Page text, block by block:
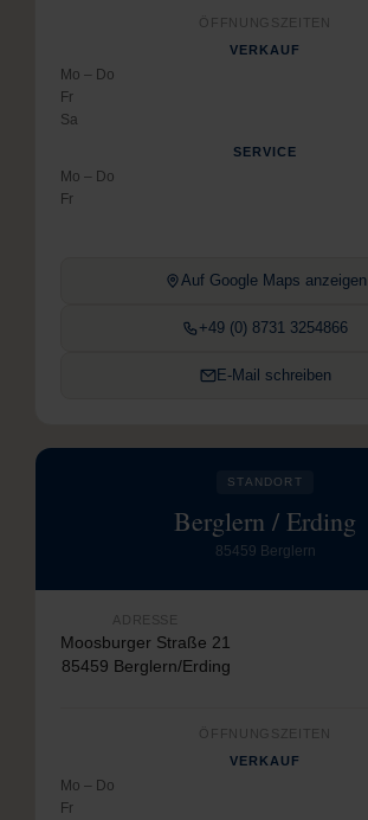
ÖFFNUNGSZEITEN
VERKAUF
Mo – Do
Fr
Sa
SERVICE
Mo – Do
Fr
Auf Google Maps anzeigen
+49 (0) 8731 3254866
E-Mail schreiben
STANDORT
Berglern / Erding
85459 Berglern
ADRESSE
Moosburger Straße 21
85459 Berglern/Erding
ÖFFNUNGSZEITEN
VERKAUF
Mo – Do
Fr